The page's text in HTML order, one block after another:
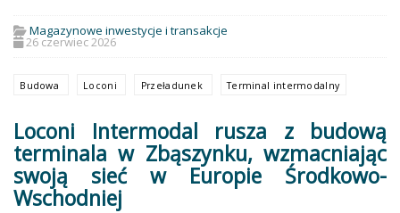
Magazynowe inwestycje i transakcje
26 czerwiec 2026
Budowa Loconi Przeładunek Terminal intermodalny
Loconi Intermodal rusza z budową
terminala w Zbąszynku, wzmacniając
swoją sieć w Europie Środkowo-
Wschodniej